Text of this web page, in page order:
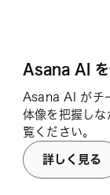
Asana AI を
Asana AI がチ
体像を把握し
覧ください。
詳しく見る